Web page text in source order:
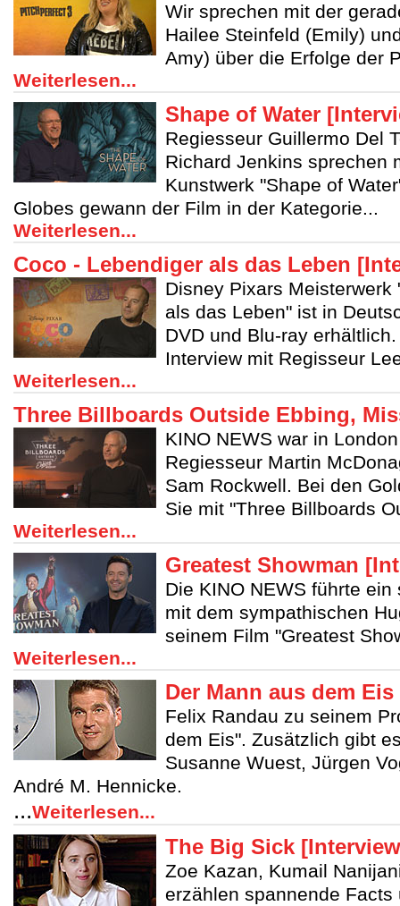
Wir sprechen mit der
Hailee Steinfeld (Emily)
Amy) über die Erfolge der
Weiterlesen...
Shape of Water
Regiesseur Guillermo Del
Richard Jenkins sprechen
Kunstwerk "Shape of
Globes gewann der Film in der Kategorie...
Weiterlesen...
Coco - Lebendiger als das Leben
Disney Pixars Meisterwerk
als das Leben" ist in
DVD und Blu-ray
Interview mit Regisseur
Weiterlesen...
Three Billboards Outside Ebbing,
KINO NEWS war in
Regiesseur Martin
Sam Rockwell. Bei den
Sie mit "Three Billboards
Weiterlesen...
Greatest Showman
Die KINO NEWS führte
mit dem sympathischen
seinem Film "Greatest
Weiterlesen...
Der Mann aus dem
Felix Randau zu seinem
dem Eis". Zusätzlich gibt
Susanne Wuest, Jürgen
André M. Hennicke.
...Weiterlesen...
The Big Sick
Zoe Kazan, Kumail
erzählen spannende Facts